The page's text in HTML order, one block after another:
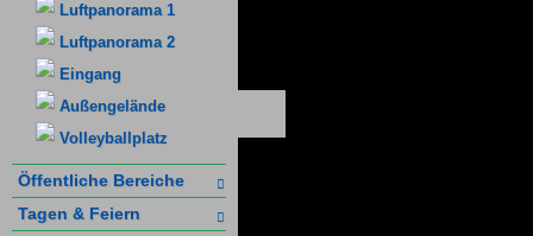
Luftpanorama 1
Luftpanorama 2
Eingang
Außengelände
Volleyballplatz
Öffentliche Bereiche
Tagen & Feiern